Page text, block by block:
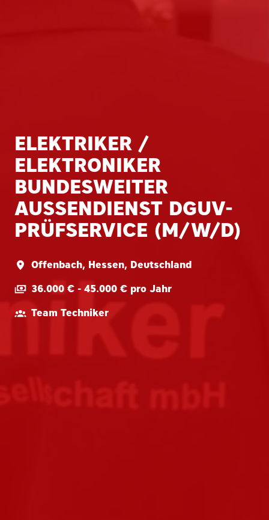
ELEKTRIKER /
ELEKTRONIKER
BUNDESWEITER
AUSSENDIENST DGUV-P
RÜFSERVICE (M/W/D)
Offenbach, Hessen, Deutschland
36.000 € - 45.000 € pro Jahr
Team Techniker